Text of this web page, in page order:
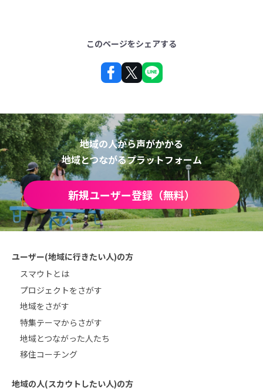
このページをシェアする
地域の人から声がかかる
地域とつながるプラットフォーム
新規ユーザー登録（無料）
ユーザー(地域に行きたい人)の方
スマウトとは
プロジェクトをさがす
地域をさがす
特集テーマからさがす
地域とつながった人たち
移住コーチング
地域の人(スカウトしたい人)の方